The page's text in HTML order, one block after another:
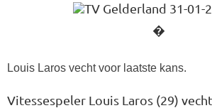
TV Gelderland 31-01-
�
Louis Laros vecht voor laatste kans.
Vitessespeler Louis Laros (29)